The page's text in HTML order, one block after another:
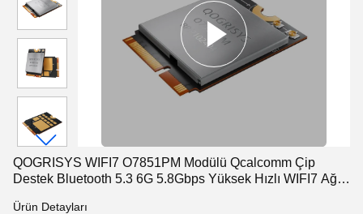
QOGRISYS WIFI7 O7851PM Modülü Qcalcomm Çip
Destek Bluetooth 5.3 6G 5.8Gbps Yüksek Hızlı WIFI7 Ağ
Ürün Detayları